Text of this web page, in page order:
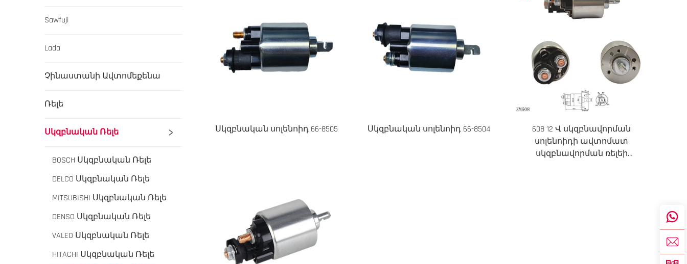
Sawfuji
Lada
Չինաստանի Ավտոմեքենա
Ռելե
Սկզբնական Ռելե
BOSCH Սկզբնական Ռելե
DELCO Սկզբնական Ռելե
MITSUBISHI Սկզբնական Ռելե
DENSO Սկզբնական Ռելե
VALEO Սկզբնական Ռելե
HITACHI Սկզբնական Ռելե
Սկզբնական սոլենոիդ 66-8505 Սկզբնական սոլենոիդ 66-8504
608 12 Վ սկզբնավորման
սոլենոիդի ավտոմատ
սկզբնավորման ռելեի